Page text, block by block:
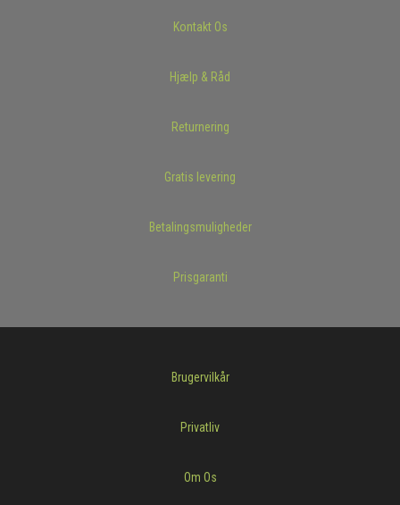
Kontakt Os
Hjælp & Råd
Returnering
Gratis levering
Betalingsmuligheder
Prisgaranti
Brugervilkår
Privatliv
Om Os